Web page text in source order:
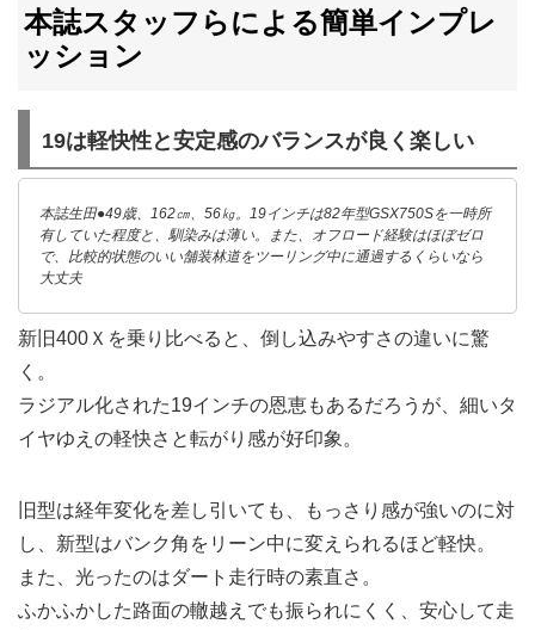
本誌スタッフらによる簡単インプレ
ッション
19は軽快性と安定感のバランスが良く楽しい
本誌生田●49歳、162㎝、56㎏。19インチは82年型GSX750Sを一時所
有していた程度と、馴染みは薄い。また、オフロード経験はほぼゼロ
で、比較的状態のいい舗装林道をツーリング中に通過するくらいなら
大丈夫
新旧400Ｘを乗り比べると、倒し込みやすさの違いに驚
く。
ラジアル化された19インチの恩恵もあるだろうが、細いタ
イヤゆえの軽快さと転がり感が好印象。
旧型は経年変化を差し引いても、もっさり感が強いのに対
し、新型はバンク角をリーン中に変えられるほど軽快。
また、光ったのはダート走行時の素直さ。
ふかふかした路面の轍越えでも振られにくく、安心して走